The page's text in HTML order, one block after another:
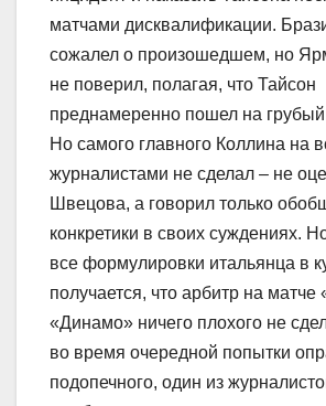
матчами дисквалификации.
сожалел о произошедшем, но
не поверил, полагая, что Тайсон
преднамеренно пошел на
Но самого главного Коллина на
журналистами не сделал – не
Швецова, а говорил только
конкретики в своих суждениях.
все формулировки итальянца в
получается, что арбитр на
«Динамо» ничего плохого не
во время очередной попытки
подопечного, один из